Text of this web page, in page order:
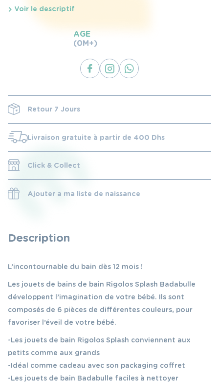
Voir le descriptif
AGE
(0M+)
Retour 7 Jours
Livraison gratuite à partir de 400 Dhs
Click & Collect
Ajouter a ma liste de naissance
Description
L’incontournable du bain dès 12 mois !
Les jouets de bains de bain Rigolos Splash Badabulle
développent l’imagination de votre bébé. Ils sont
composés de 6 pièces de différentes couleurs, pour
favoriser l’éveil de votre bébé.
-Les jouets de bain Rigolos Splash conviennent aux
petits comme aux grands
-Idéal comme cadeau avec son packaging coffret
-Les jouets de bain Badabulle faciles à nettoyer